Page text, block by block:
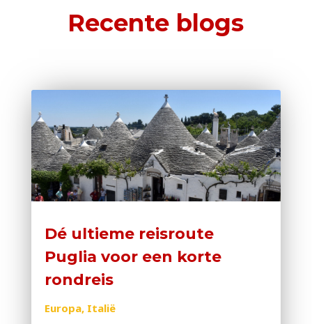
Recente blogs
Dé ultieme reisroute
Puglia voor een korte
rondreis
Europa, Italië